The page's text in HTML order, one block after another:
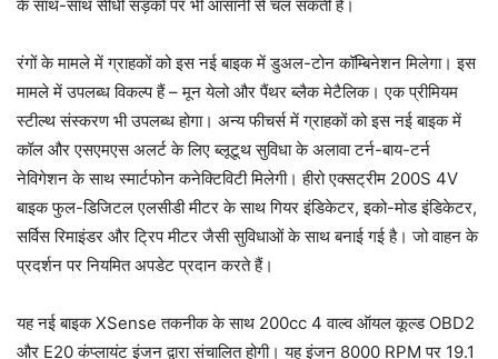
के साथ-साथ सीधी सड़कों पर भी आसानी से चल सकती है।
रंगों के मामले में ग्राहकों को इस नई बाइक में डुअल-टोन कॉम्बिनेशन मिलेगा। इस
मामले में उपलब्ध विकल्प हैं – मून येलो और पैंथर ब्लैक मेटैलिक। एक प्रीमियम
स्टील्थ संस्करण भी उपलब्ध होगा। अन्य फीचर्स में ग्राहकों को इस नई बाइक में
कॉल और एसएमएस अलर्ट के लिए ब्लूटूथ सुविधा के अलावा टर्न-बाय-टर्न
नेविगेशन के साथ स्मार्टफोन कनेक्टिविटी मिलेगी। हीरो एक्सट्रीम 200S 4V
बाइक फुल-डिजिटल एलसीडी मीटर के साथ गियर इंडिकेटर, इको-मोड इंडिकेटर,
सर्विस रिमाइंडर और ट्रिप मीटर जैसी सुविधाओं के साथ बनाई गई है। जो वाहन के
प्रदर्शन पर नियमित अपडेट प्रदान करते हैं।
यह नई बाइक XSense तकनीक के साथ 200cc 4 वाल्व ऑयल कूल्ड OBD2
और E20 कंप्लायंट इंजन द्वारा संचालित होगी। यह इंजन 8000 RPM पर 19.1